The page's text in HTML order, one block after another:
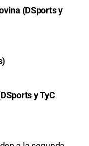
(DSports y
y TyC